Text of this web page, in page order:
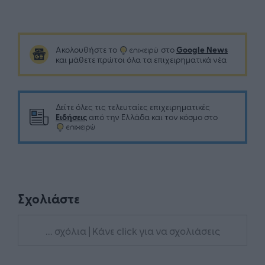
Ακολουθήστε το στο Google News
και μάθετε πρώτοι όλα τα επιχειρηματικά νέα
Δείτε όλες τις τελευταίες επιχειρηματικές
Ειδήσεις από την Ελλάδα και τον κόσμο στο
Σχολιάστε
... σχόλια | Κάνε click για να σχολιάσεις